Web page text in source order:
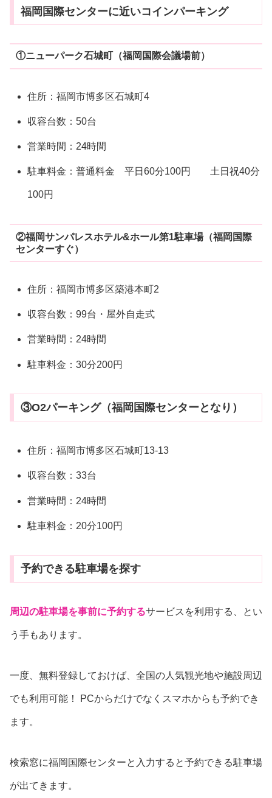
福岡国際センターに近いコインパーキング
①ニューパーク石城町（福岡国際会議場前）
住所：福岡市博多区石城町4
収容台数：50台
営業時間：24時間
駐車料金：普通料金 平日60分100円 土日祝40分
100円
②福岡サンパレスホテル&ホール第1駐車場（福岡国際
センターすぐ）
住所：福岡市博多区築港本町2
収容台数：99台・屋外自走式
営業時間：24時間
駐車料金：30分200円
③O2パーキング（福岡国際センターとなり）
住所：福岡市博多区石城町13-13
収容台数：33台
営業時間：24時間
駐車料金：20分100円
予約できる駐車場を探す
周辺の駐車場を事前に予約するサービスを利用する、とい
う手もあります。
一度、無料登録しておけば、全国の人気観光地や施設周辺
でも利用可能！ PCからだけでなくスマホからも予約でき
ます。
検索窓に福岡国際センターと入力すると予約できる駐車場
が出てきます。